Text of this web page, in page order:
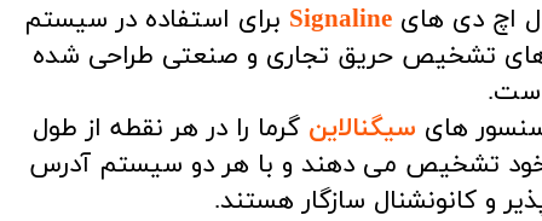
اچ دی هایSignaline برای استفاده در سیستم
تشخیص حریق تجاری و صنعتی طراحی شده
های سیگنالاین گرما را در هر نقطه از طول
تشخیص می دهند و با هر دو سیستم آدرس
و کانونشنال سازگار هستند.